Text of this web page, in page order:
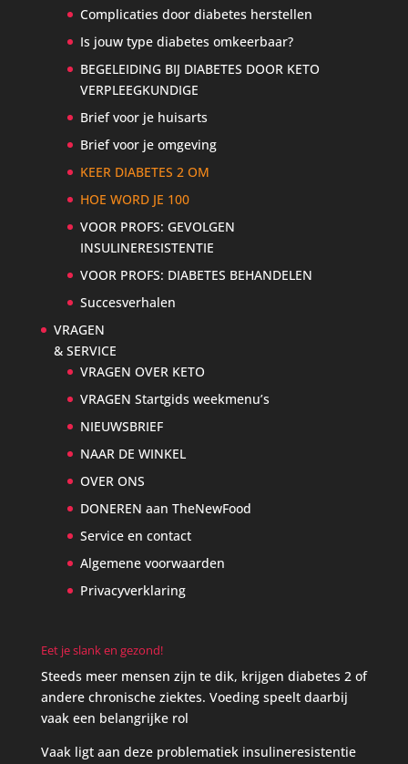
Complicaties door diabetes herstellen
Is jouw type diabetes omkeerbaar?
BEGELEIDING BIJ DIABETES DOOR KETO
VERPLEEGKUNDIGE
Brief voor je huisarts
Brief voor je omgeving
KEER DIABETES 2 OM
HOE WORD JE 100
VOOR PROFS: GEVOLGEN
INSULINERESISTENTIE
VOOR PROFS: DIABETES BEHANDELEN
Succesverhalen
VRAGEN
& SERVICE
VRAGEN OVER KETO
VRAGEN Startgids weekmenu’s
NIEUWSBRIEF
NAAR DE WINKEL
OVER ONS
DONEREN aan TheNewFood
Service en contact
Algemene voorwaarden
Privacyverklaring
Eet je slank en gezond!
Steeds meer mensen zijn te dik, krijgen diabetes 2 of
andere chronische ziektes. Voeding speelt daarbij
vaak een belangrijke rol
Vaak ligt aan deze problematiek insulineresistentie